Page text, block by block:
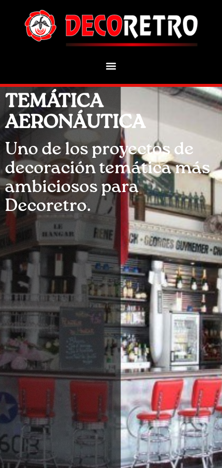
TEMÁTICA
AERONÁUTICA
Uno de los proyectos de
decoración temática más
ambiciosos para
Decoretro.